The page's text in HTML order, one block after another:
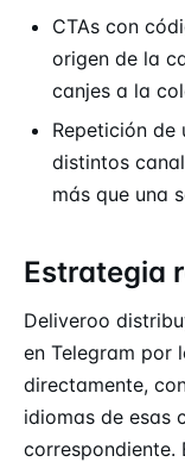
CTAs con
origen de la
canjes a la
Repetición
distintos
más que una
Estrategia
Deliveroo
en Telegram por
directamente,
idiomas de esas
correspondiente.